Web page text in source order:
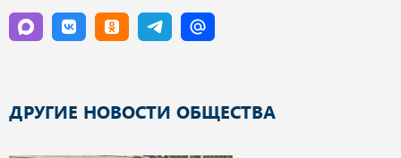
ДРУГИЕ НОВОСТИ ОБЩЕСТВА